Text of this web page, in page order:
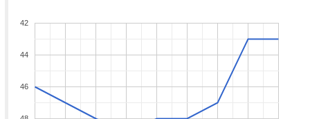
42
44
46